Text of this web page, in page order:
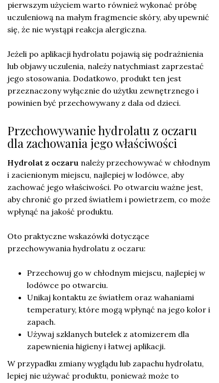
pierwszym użyciem warto również wykonać próbę
uczuleniową na małym fragmencie skóry, aby upewnić
się, że nie wystąpi reakcja alergiczna.
Jeżeli po aplikacji hydrolatu pojawią się podrażnienia
lub objawy uczulenia, należy natychmiast zaprzestać
jego stosowania. Dodatkowo, produkt ten jest
przeznaczony wyłącznie do użytku zewnętrznego i
powinien być przechowywany z dala od dzieci.
Przechowywanie hydrolatu z oczaru
dla zachowania jego właściwości
Hydrolat z oczaru należy przechowywać w chłodnym
i zacienionym miejscu, najlepiej w lodówce, aby
zachować jego właściwości. Po otwarciu ważne jest,
aby chronić go przed światłem i powietrzem, co może
wpłynąć na jakość produktu.
Oto praktyczne wskazówki dotyczące
przechowywania hydrolatu z oczaru:
Przechowuj go w chłodnym miejscu, najlepiej w
lodówce po otwarciu.
Unikaj kontaktu ze światłem oraz wahaniami
temperatury, które mogą wpłynąć na jego kolor i
zapach.
Używaj szklanych butelek z atomizerem dla
zapewnienia higieny i łatwej aplikacji.
W przypadku zmiany wyglądu lub zapachu hydrolatu,
lepiej nie używać produktu, ponieważ może to